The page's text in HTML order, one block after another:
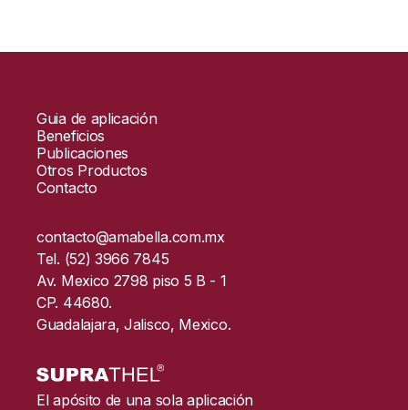
Guia de aplicación
Beneficios
Publicaciones
Otros Productos
Contacto
contacto@amabella.com.mx
Tel. (52) 3966 7845
Av. Mexico 2798 piso 5 B - 1
CP. 44680.
Guadalajara, Jalisco, Mexico.
El apósito de una sola aplicación